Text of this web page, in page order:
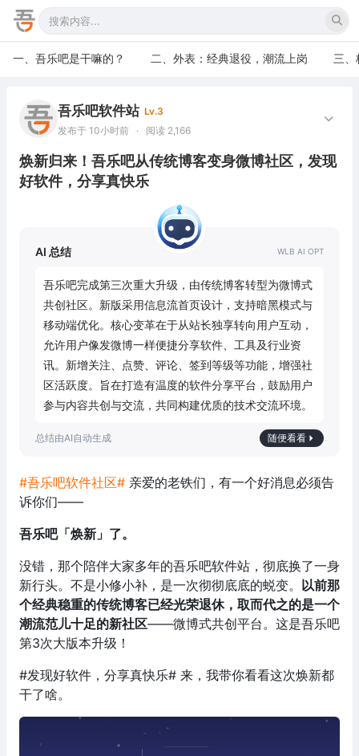
一、吾乐吧是干嘛的？ 二、外表：经典退役，潮流上岗 三、
吾乐吧软件站 Lv.3
发布于 10小时前
· 阅读 2,166
焕新归来！吾乐吧从传统博客变身微博社区，发现
好软件，分享真快乐
AI 总结
吾乐吧完成第三次重大升级，由传统博客转型为微博式
共创社区。新版采用信息流首页设计，支持暗黑模式与
移动端优化。核心变革在于从站长独享转向用户互动，
允许用户像发微博一样便捷分享软件、工具及行业资
讯。新增关注、点赞、评论、签到等级等功能，增强社
区活跃度。旨在打造有温度的软件分享平台，鼓励用户
参与内容共创与交流，共同构建优质的技术交流环境。
随便看看
#吾乐吧软件社区# 亲爱的老铁们，有一个好消息必须告
诉你们——
吾乐吧「焕新」了。
没错，那个陪伴大家多年的吾乐吧软件站，彻底换了一身
新行头。不是小修小补，是一次彻彻底底的蜕变。 以前那
个经典稳重的传统博客已经光荣退休，取而代之的是一个
潮流范儿十足的新社区——微博式共创平台。这是吾乐吧
第3次大版本升级！
#发现好软件，分享真快乐# 来，我带你看看这次焕新都
干了啥。